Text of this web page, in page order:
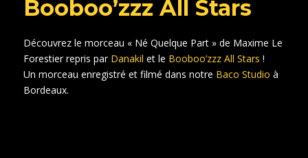
Booboo’zzz All Stars
Découvrez le morceau « Né Quelque Part » de Maxime Le
Forestier repris par Danakil et le Booboo’zzz All Stars !
Un morceau enregistré et filmé dans notre Baco Studio à
Bordeaux.